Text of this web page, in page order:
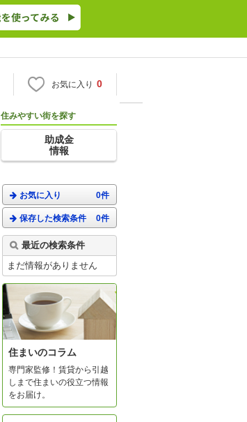
お気に入り 0
住みやすい街を探す
助成金
情報
お気に入り 0件
保存した検索条件 0件
最近の検索条件
まだ情報がありません
住まいのコラム
専門家監修！賃貸から引越
しまで住まいの役立つ情報
をお届け。